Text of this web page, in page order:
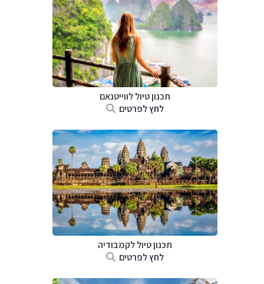
תכנון טיול לווייטנאם
לחץ לפרטים
תכנון טיוללקמבודיה
לחץ לפרטים